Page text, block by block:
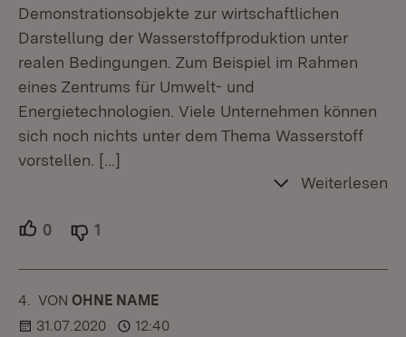
Demonstrationsobjekte zur wirtschaftlichen
Darstellung der Wasserstoffproduktion unter
realen Bedingungen. Zum Beispiel im Rahmen
eines Zentrums für Umwelt- und
Energietechnologien. Viele Unternehmen können
sich noch nichts unter dem Thema Wasserstoff
vorstellen. […]
Weiterlesen
0 Unterstützer.
1
4. KOMMENTAR
VON :OHNE NAME
31.07.2020
12:40